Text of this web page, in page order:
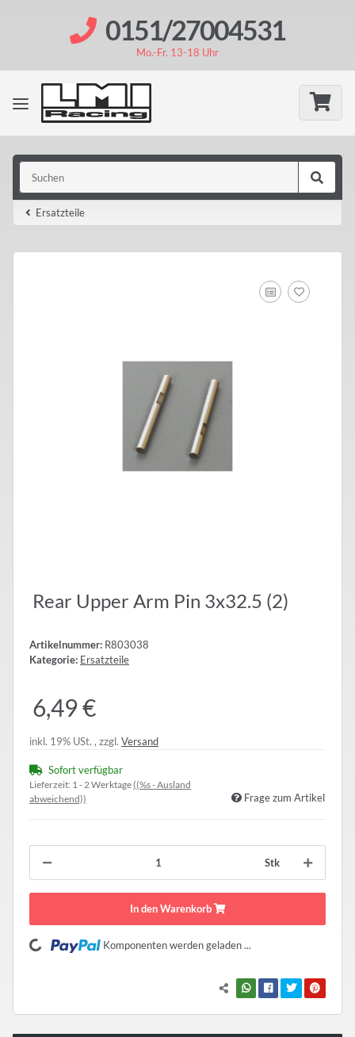
0151/27004531
Mo.-Fr. 13-18 Uhr
Ersatzteile
Rear Upper Arm Pin 3x32.5 (2)
Artikelnummer: R803038
Kategorie: Ersatzteile
6,49 €
inkl. 19% USt. , zzgl. Versand
Sofort verfügbar
Lieferzeit: 1 - 2 Werktage((%s - Ausland
abweichend))
Frage zum Artikel
Stk
In den Warenkorb
Loading... Komponenten werden geladen ...